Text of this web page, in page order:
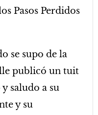
Pasos Perdidos
se supo de la
publicó un tuit
saludo a su
y su